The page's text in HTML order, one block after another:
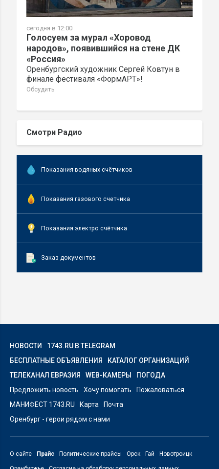
сегодня в 12:00
Голосуем за мурал «Хоровод
народов», появившийся на стене ДК
«Россия»
Оренбургский художник Сергей Ковтун в
финале фестиваля «ФормАРТ»!
Обсудить
Смотри Радио
Показания водяных счётчиков
Показания газового счетчика
Показания электро счётчика
Заказ документов
НОВОСТИ
1743.RU В TELEGRAM
БЕСПЛАТНЫЕ ОБЪЯВЛЕНИЯ
КАТАЛОГ ОРГАНИЗАЦИЙ
ТЕЛЕКАНАЛ ЕВРАЗИЯ
WEB-КАМЕРЫ
ПОГОДА
Предложить новость
Хочу помогать
Пожаловаться
МАНИФЕСТ 1743.RU
Карта
Почта
Оренбург - герои рядом с нами
О сайте Прайс Политические прайсы Орск Гай Новотроицк